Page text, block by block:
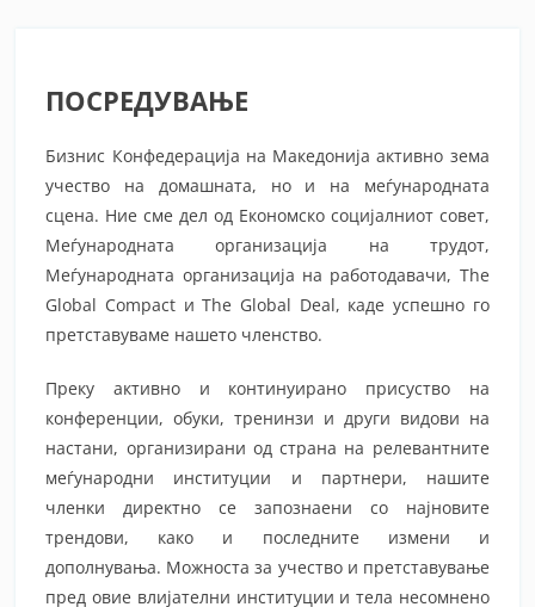
ПОСРЕДУВАЊЕ
Бизнис Конфедерација на Македонијa активно зема
учество на домашната, но и на меѓународната
сцена. Ние сме дел од Економско социјалниот совет,
Меѓународната организација на трудот,
Меѓународната организација на работодавачи, The
Global Compact и The Global Deal, каде успешно го
претставуваме нашето членство.
Преку активно и континуирано присуство на
конференции, обуки, тренинзи и други видови на
настани, организирани од страна на релевантните
меѓународни институции и партнери, нашите
членки директно се запознаени со најновите
трендови, како и последните измени и
дополнувања. Можноста за учество и претставување
пред овие влијателни институции и тела несомнено